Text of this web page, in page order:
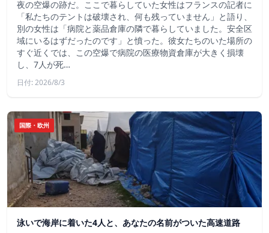
夜の空爆の跡だ。ここで暮らしていた女性はフランスの記者に
「私たちのテントは破壊され、何も残っていません」と語り、
別の女性は「病院と薬品倉庫の隣で暮らしていました。安全区
域にいるはずだったのです」と憤った。彼女たちのいた場所の
すぐ近くでは、この空爆で病院の医療物資倉庫が大きく損壊
し、7人が死…
日付: 2026/8/3
国際・欧州
泳いで海岸に着いた4人と、あなたの名前がついた高速道路